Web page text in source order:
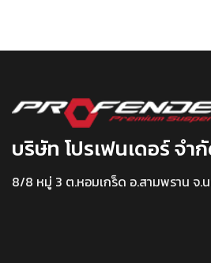
บริษัท โปรเฟนเดอร์ จำ
8/8 หมู่ 3 ต.หอมเกร็ด อ.สามพราน จ.